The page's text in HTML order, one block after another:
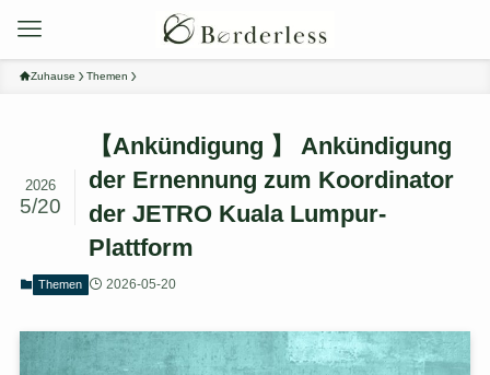
Zuhause Themen
【Ankündigung 】 Ankündigung
der Ernennung zum Koordinator
der JETRO Kuala Lumpur-
Plattform
2026
5/20
Themen 2026-05-20